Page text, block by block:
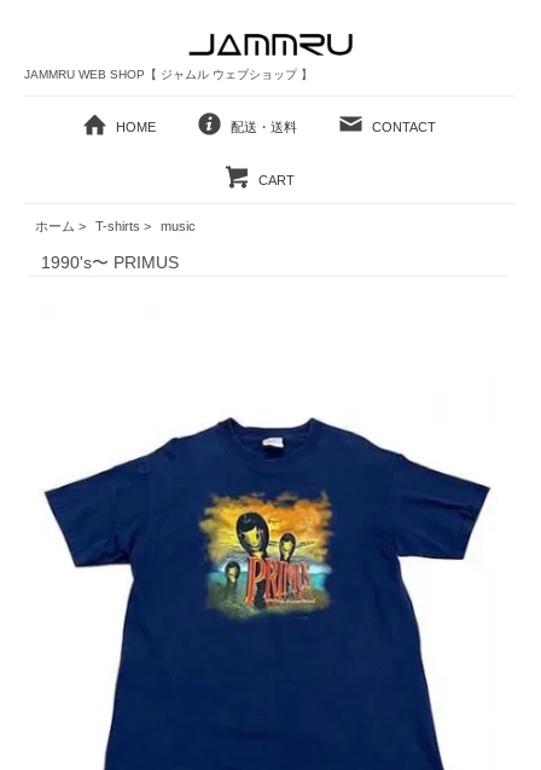
JAMMRU WEB SHOP【 ジャムル ウェブショップ 】
HOME 配送・送料 CONTACT
CART
ホーム > T-shirts > music
1990's〜 PRIMUS